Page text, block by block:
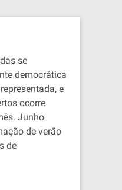
se
democrática
e
ocorre
Junho
de verão
de